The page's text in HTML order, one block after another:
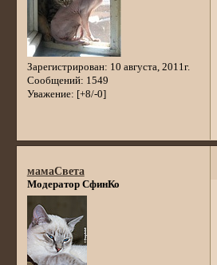
Зарегистрирован: 10 августа, 2011г.
Сообщений: 1549
Уважение: [+8/-0]
мамаСвета
Модератор СфинКо